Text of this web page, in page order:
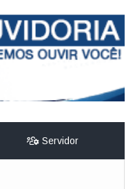
Servidor